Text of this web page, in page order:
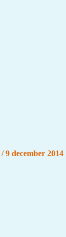
/9 december 2014